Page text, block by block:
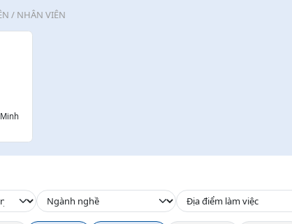
/ NHÂN VIÊN